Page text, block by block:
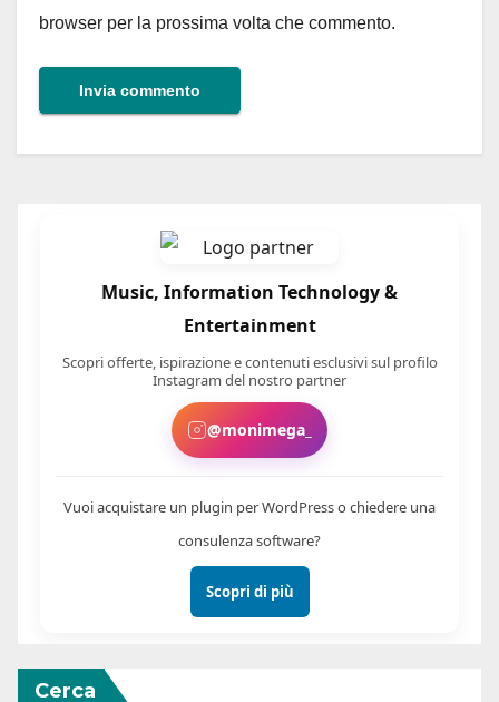
browser per la prossima volta che commento.
Cerca
Music, Information Technology &
Entertainment
Scopri offerte, ispirazione e contenuti esclusivi sul profilo
Instagram del nostro partner
@monimega_
Vuoi acquistare un plugin per WordPress o chiedere una
consulenza software?
Scopri di più